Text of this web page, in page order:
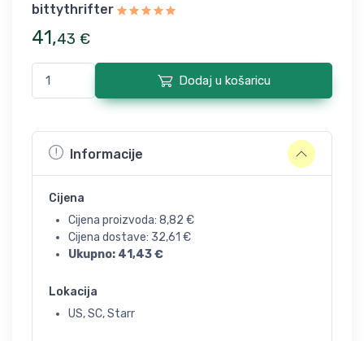
bittythrifter
41,43 €
Dodaj u košaricu
Informacije
Cijena
Cijena proizvoda: 8,82 €
Cijena dostave: 32,61 €
Ukupno: 41,43€
Lokacija
US, SC, Starr